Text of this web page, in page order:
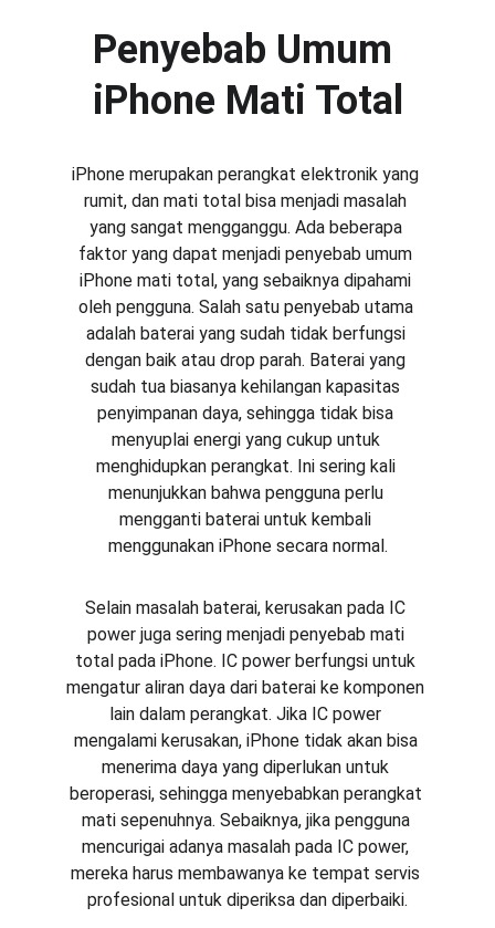
Penyebab Umum
iPhone Mati Total
iPhone merupakan perangkat elektronik yang
rumit, dan mati total bisa menjadi masalah
yang sangat mengganggu. Ada beberapa
faktor yang dapat menjadi penyebab umum
iPhone mati total, yang sebaiknya dipahami
oleh pengguna. Salah satu penyebab utama
adalah baterai yang sudah tidak berfungsi
dengan baik atau drop parah. Baterai yang
sudah tua biasanya kehilangan kapasitas
penyimpanan daya, sehingga tidak bisa
menyuplai energi yang cukup untuk
menghidupkan perangkat. Ini sering kali
menunjukkan bahwa pengguna perlu
mengganti baterai untuk kembali
menggunakan iPhone secara normal.
Selain masalah baterai, kerusakan pada IC
power juga sering menjadi penyebab mati
total pada iPhone. IC power berfungsi untuk
mengatur aliran daya dari baterai ke komponen
lain dalam perangkat. Jika IC power
mengalami kerusakan, iPhone tidak akan bisa
menerima daya yang diperlukan untuk
beroperasi, sehingga menyebabkan perangkat
mati sepenuhnya. Sebaiknya, jika pengguna
mencurigai adanya masalah pada IC power,
mereka harus membawanya ke tempat servis
profesional untuk diperiksa dan diperbaiki.